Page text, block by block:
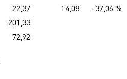
22,37 14,08
-37,06 %
201,33
72,92